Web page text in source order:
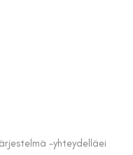
-yhteydelläei